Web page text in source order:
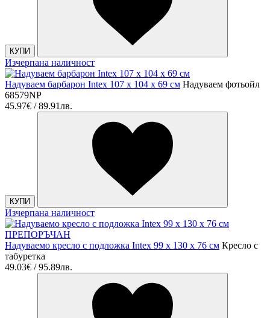
КУПИ
Изчерпана наличност
Надуваем барбарон Intex 107 х 104 х 69 см Надуваем фотьойл
68579NP
45.97€ / 89.91лв.
КУПИ
Изчерпана наличност
ПРЕПОРЪЧАН
Надуваемо кресло с подложка Intex 99 х 130 х 76 см Кресло с
табyретка
49.03€ / 95.89лв.